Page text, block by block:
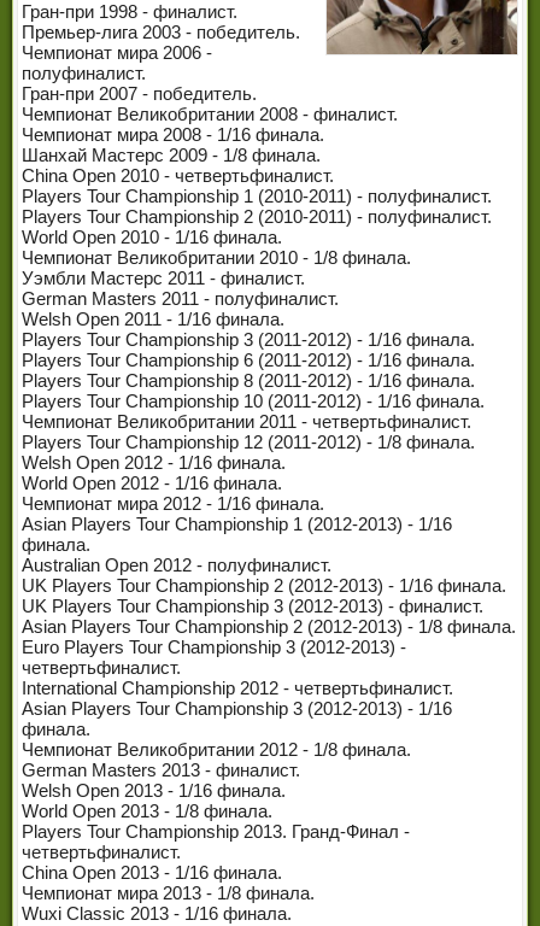
МАКСИМАЛЬНЫЕ БРЕЙКИ
ЧЕМПИОНЫ МИРА
ЛЕГЕНДЫ СНУКЕРА
Гран-при 1998 - финалист.
Премьер-лига 2003 - победитель.
Чемпионат мира 2006 -
полуфиналист.
Гран-при 2007 - победитель.
Чемпионат Великобритании 2008 - финалист.
Чемпионат мира 2008 - 1/16 финала.
Шанхай Мастерс 2009 - 1/8 финала.
China Open 2010 - четвертьфиналист.
Players Tour Championship 1 (2010-2011) - полуфиналист.
Players Tour Championship 2 (2010-2011) - полуфиналист.
World Open 2010 - 1/16 финала.
Чемпионат Великобритании 2010 - 1/8 финала.
Уэмбли Мастерс 2011 - финалист.
German Masters 2011 - полуфиналист.
Welsh Open 2011 - 1/16 финала.
Players Tour Championship 3 (2011-2012) - 1/16 финала.
Players Tour Championship 6 (2011-2012) - 1/16 финала.
Players Tour Championship 8 (2011-2012) - 1/16 финала.
Players Tour Championship 10 (2011-2012) - 1/16 финала.
Чемпионат Великобритании 2011 - четвертьфиналист.
Players Tour Championship 12 (2011-2012) - 1/8 финала.
Welsh Open 2012 - 1/16 финала.
World Open 2012 - 1/16 финала.
Чемпионат мира 2012 - 1/16 финала.
Asian Players Tour Championship 1 (2012-2013) - 1/16
финала.
Australian Open 2012 - полуфиналист.
UK Players Tour Championship 2 (2012-2013) - 1/16 финала.
UK Players Tour Championship 3 (2012-2013) - финалист.
Asian Players Tour Championship 2 (2012-2013) - 1/8 финала.
Euro Players Tour Championship 3 (2012-2013) -
четвертьфиналист.
International Championship 2012 - четвертьфиналист.
Asian Players Tour Championship 3 (2012-2013) - 1/16
финала.
Чемпионат Великобритании 2012 - 1/8 финала.
German Masters 2013 - финалист.
Welsh Open 2013 - 1/16 финала.
World Open 2013 - 1/8 финала.
Players Tour Championship 2013. Гранд-Финал -
четвертьфиналист.
China Open 2013 - 1/16 финала.
Чемпионат мира 2013 - 1/8 финала.
Wuxi Classic 2013 - 1/16 финала.